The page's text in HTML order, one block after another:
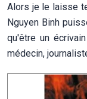
Alors je le laisse
Nguyen Binh
qu'être un
médecin,